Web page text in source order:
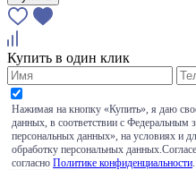
Купить в один клик
Нажимая на кнопку «Купить», я даю
данных, в соответствии с
персональных данных», на условиях и
обработку персональных
согласно Политике конфиденциальности